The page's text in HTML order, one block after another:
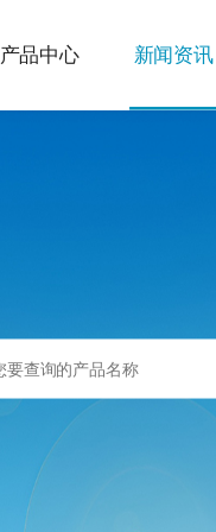
产品中心 新闻资讯